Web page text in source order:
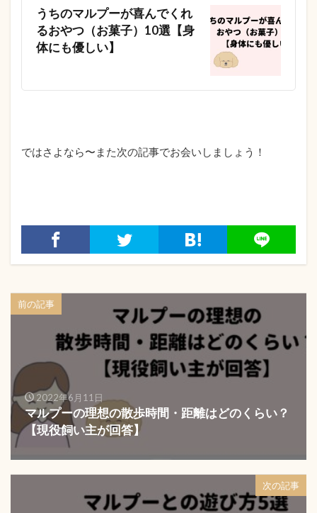
うちのマルプーが喜んでくれ
るおやつ（お菓子）10選【身
体にも優しい】
ではさよなら〜また次の記事でお会いしましょう！
前の記事
2022年6月11日
マルプーの理想の散歩時間・距離はどのくらい？
【現役飼い主が回答】
次の記事